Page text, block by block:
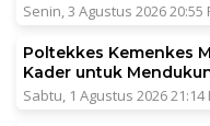
Senin, 3 Agustus 2026 20:55
Poltekkes Kemenkes
Kader untuk
Sabtu, 1 Agustus 2026 21:14